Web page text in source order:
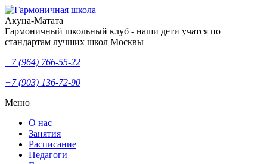
Акуна-Матата
Гармоничный школьный клуб - наши дети учатся по
стандартам лучших школ Москвы
+7 (964) 766-55-22
+7 (903) 136-72-90
Меню
О нас
Занятия
Расписание
Педагоги